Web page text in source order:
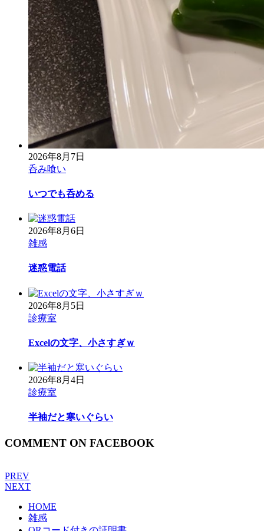
2026年8月7日
呑み喰い
いつでも呑める
2026年8月6日
雑感
迷惑電話
2026年8月5日
診療室
Excelの文字、小さすぎｗ
2026年8月4日
診療室
半袖だと寒いぐらい
COMMENT ON FACEBOOK
PREV
NEXT
HOME
雑感